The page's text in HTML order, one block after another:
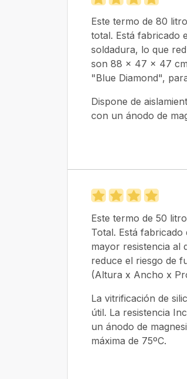
Este termo de 80
total. Está fabricado
soldadura, lo que
son 88 x 47 x 47
"Blue Diamond",
Dispone de
con un ánodo de
Este termo de 50
Total. Está
mayor resistencia al
reduce el riesgo de
(Altura x Ancho x
La vitrificación de
útil. La resistencia
un ánodo de
máxima de 75ºC.